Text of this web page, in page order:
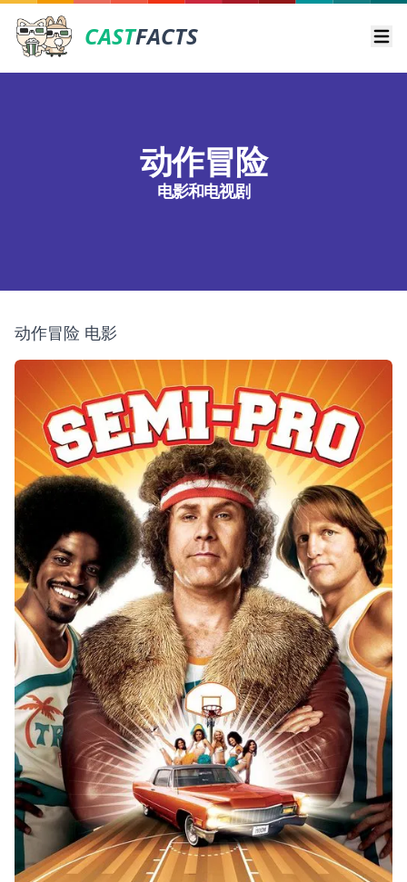
CASTFACTS
动作冒险
电影和电视剧
动作冒险 电影